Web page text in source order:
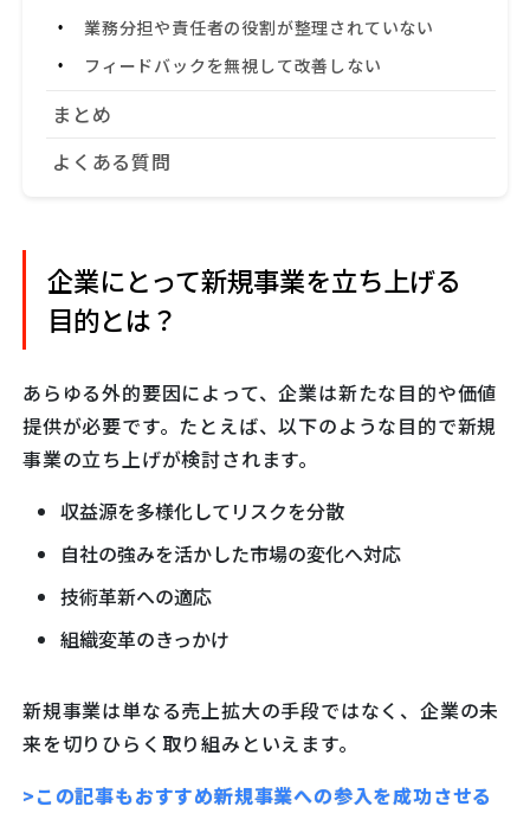
業務分担や責任者の役割が整理されていない
フィードバックを無視して改善しない
まとめ
よくある質問
企業にとって新規事業を立ち上げる
目的とは？
あらゆる外的要因によって、企業は新たな目的や価値
提供が必要です。たとえば、以下のような目的で新規
事業の立ち上げが検討されます。
収益源を多様化してリスクを分散
自社の強みを活かした市場の変化へ対応
技術革新への適応
組織変革のきっかけ
新規事業は単なる売上拡大の手段ではなく、企業の未
来を切りひらく取り組みといえます。
>この記事もおすすめ新規事業への参入を成功させる